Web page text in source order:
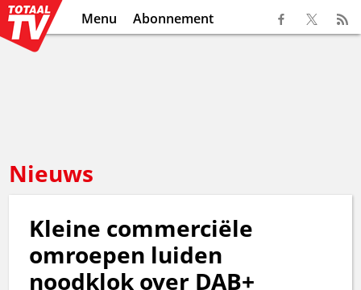
Menu Abonnement
Nieuws
Kleine commerciële
omroepen luiden
noodklok over DAB+